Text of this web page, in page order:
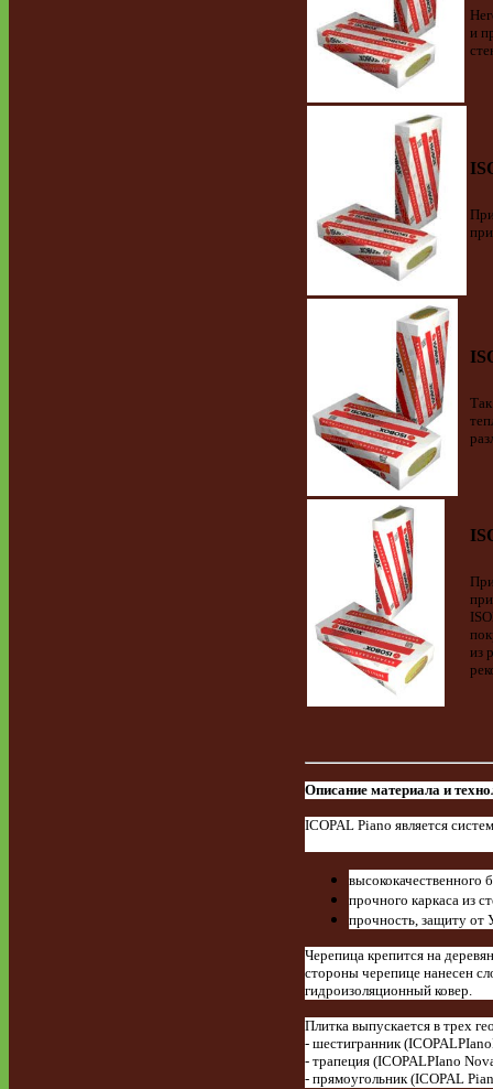
и
из
Описание материала и
ICOPAL Piano является
высококачественного
прочного каркаса из
прочность, защиту от
Черепица крепится на
стороны черепице нанесен
гидроизоляционный ковер.
Плитка выпускается в трех
- шестигранник
- трапеция (ICOPALPIano
- прямоугольник (ICOPAL